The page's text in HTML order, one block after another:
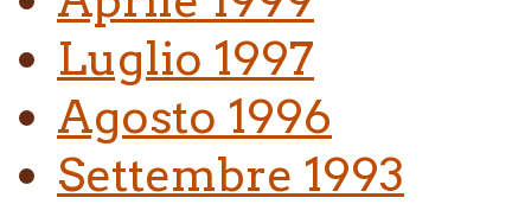
Luglio 1997
Agosto 1996
Settembre 1993